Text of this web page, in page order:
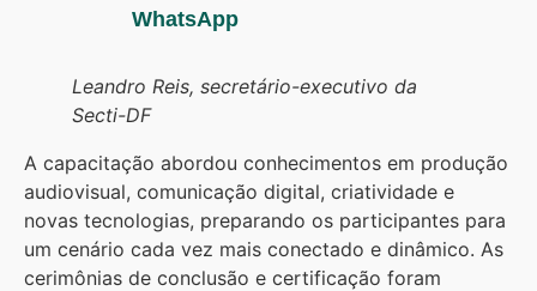
WhatsApp
Leandro Reis, secretário-executivo da
Secti-DF
A capacitação abordou conhecimentos em produção
audiovisual, comunicação digital, criatividade e
novas tecnologias, preparando os participantes para
um cenário cada vez mais conectado e dinâmico. As
cerimônias de conclusão e certificação foram